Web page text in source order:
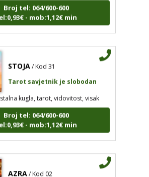
tel:0,93€ - mob:1,12€ min
Tarot savjetnik je slobodan
kugla, tarot, vidovitost, visak
Broj tel: 064/600-600
tel:0,93€ - mob:1,12€ min